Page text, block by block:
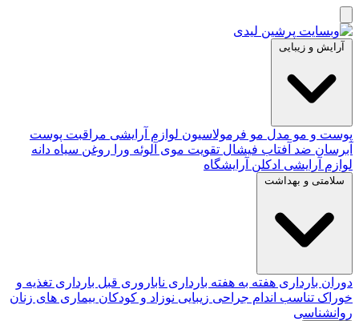
آرایش و زیبایی
پوست و مو مدل مو فرمولاسیون لوازم آرایشی مراقبت پوست
آبرسان ضد آفتاب فیشال تقویت موی آلوئه‌ ورا روغن سیاه دانه
لوازم آرایشی ادکلن آرایشگاه
سلامتی و بهداشت
دوران بارداری هفته به هفته بارداری ناباروری قبل بارداری تغذیه و
خوراک تناسب اندام جراحی زیبایی نوزاد و کودکان بیماری های زنان
روانشناسی